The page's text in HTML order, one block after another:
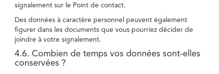
signalement sur le Point de contact.
Des données à caractère personnel peuvent également
figurer dans les documents que vous pourriez décider de
joindre à votre signalement.
4.6. Combien de temps vos données sont-elles
conservées ?